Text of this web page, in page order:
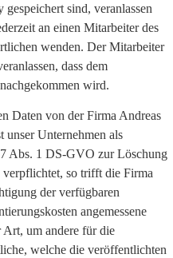
sind, veranlassen
an einen Mitarbeiter des
wenden. Der Mitarbeiter
dass dem
wird.
Daten von der Firma Andreas
Unternehmen als
Abs. 1 DS-GVO zur Löschung
verpflichtet, so trifft die Firma
der verfügbaren
angemessene
Art, um andere für die
welche die veröffentlichten